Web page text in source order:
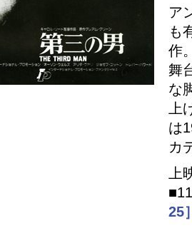
ア
も
作
舞
な
は
カ
上
25